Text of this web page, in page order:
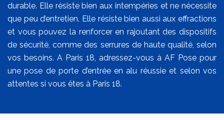
durable. Elle résiste bien aux intempéries et ne nécessite
que peu d’entretien. Elle résiste bien aussi aux effractions
et vous pouvez la renforcer en rajoutant des dispositifs
de sécurité, comme des serrures de haute qualité, selon
vos besoins. A Paris 18, adressez-vous à AF Pose pour
une pose de porte d’entrée en alu réussie et selon vos
attentes si vous êtes à Paris 18.